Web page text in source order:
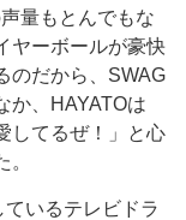
量もとんでもな
ヤーボールが豪快
のだから、SWAG
か、HAYATOは
してるぜ！」と心
いるテレビドラ